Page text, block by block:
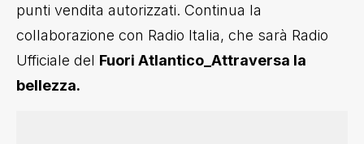
punti vendita autorizzati. Continua la
collaborazione con Radio Italia, che sarà Radio
Ufficiale del Fuori Atlantico_Attraversa la
bellezza.